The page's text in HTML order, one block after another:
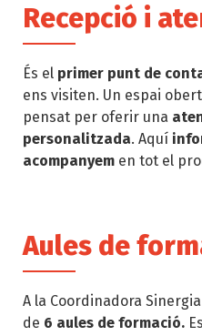
Recepció i
És el primer punt de
ens visiten. Un espai
pensat per oferir una
personalitzada. Aquí
acompanyem en tot el
Aules de
A la Coordinadora
de 6 aules de formació.